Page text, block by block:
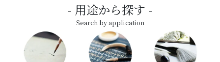
用途から探す
Search by application